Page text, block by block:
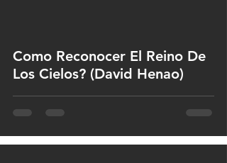
Como Reconocer El Reino De
Los Cielos? (David Henao)